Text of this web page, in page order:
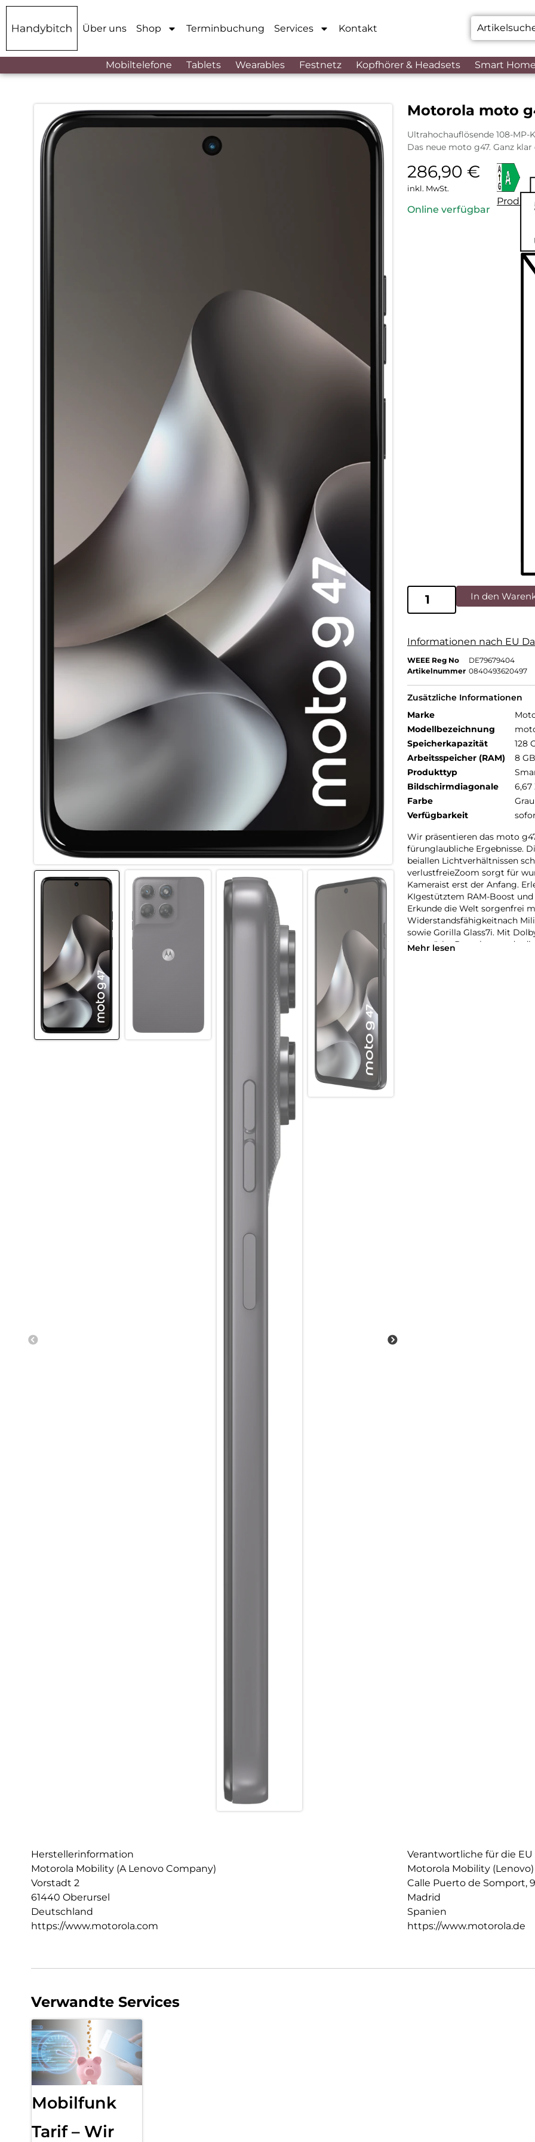
Über uns Shop Terminbuchung Services Kontakt
Mobiltelefone Tablets Wearables Festnetz Kopfhörer & Headsets Smart Home
Motorola moto
Ultrahochauflösende 108-MP-
Das neue moto g47. Ganz
286,90 €
inkl. MwSt.
Online verfügbar
In den
Informationen nach EU
WEEE Reg No
DE79679404
Artikelnummer 0840493620497
Zusätzliche Informationen
Marke
Modellbezeichnung
Speicherkapazität
128
Arbeitsspeicher (RAM)
8 GB
Produkttyp
Bildschirmdiagonale
6,67
Farbe
Grau
Verfügbarkeit
Wir präsentieren das moto
fürunglaubliche Ergebnisse.
beiallen Lichtverhältnissen
verlustfreieZoom sorgt für
Kameraist erst der Anfang.
KIgestütztem RAM-Boost
Erkunde die Welt sorgenfrei
Widerstandsfähigkeitnach
sowie Gorilla Glass7i. Mit
Lautstärke-Boostkannst du
Mehr lesen
Herstellerinformation
Motorola Mobility (A Lenovo Company)
Vorstadt 2
61440 Oberursel
Deutschland
https://www.motorola.com
Verantwortliche für die EU
Motorola Mobility (Lenovo)
Calle Puerto de Somport, 9
Madrid
Spanien
https://www.motorola.de
Verwandte Services
Mobilfunk
Tarif – Wir